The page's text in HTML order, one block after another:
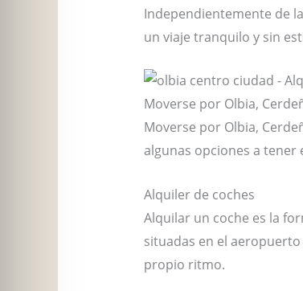
Independientemente de
un viaje tranquilo y sin
Moverse por Olbia,
Moverse por Olbia,
algunas opciones a tener
Alquiler de coches
Alquilar un coche es la
situadas en el
propio ritmo.